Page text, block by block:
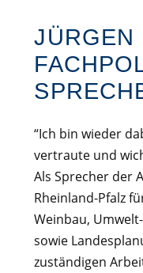
JÜRGEN
“Ich bin wieder
vertraute und
Als Sprecher der
Rheinland-Pfalz
Weinbau,
sowie
zuständigen